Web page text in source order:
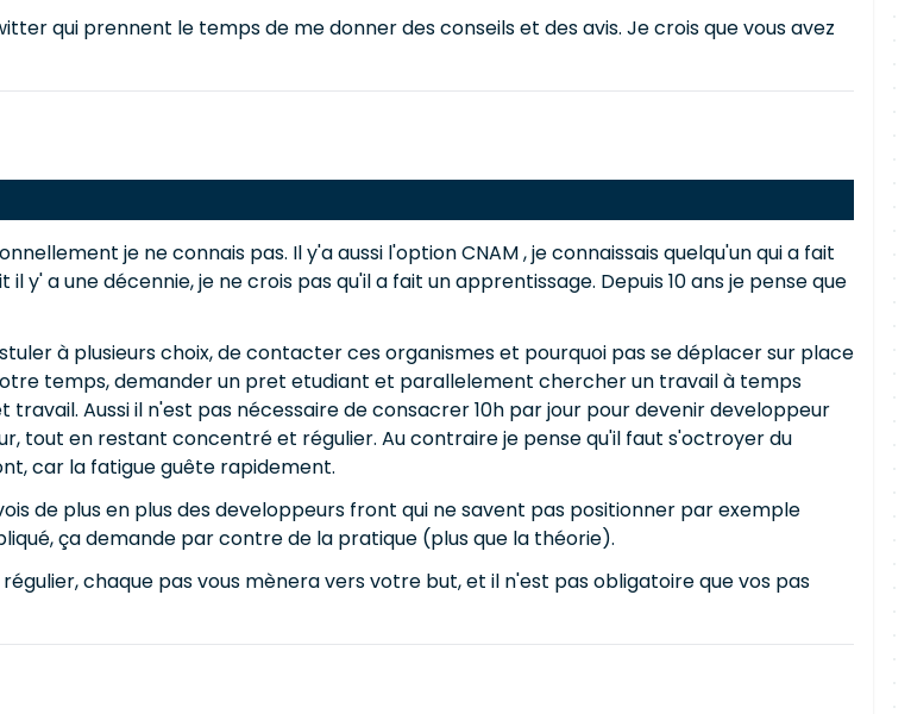
qui prennent le temps de me donner des conseils et des avis. Je crois que vous avez
je ne connais pas. Il y'a aussi l'option CNAM , je connaissais quelqu'un qui a fait
a une décennie, je ne crois pas qu'il a fait un apprentissage. Depuis 10 ans je pense que
à plusieurs choix, de contacter ces organismes et pourquoi pas se déplacer sur place
temps, demander un pret etudiant et parallelement chercher un travail à temps
Aussi il n'est pas nécessaire de consacrer 10h par jour pour devenir developpeur
tout en restant concentré et régulier. Au contraire je pense qu'il faut s'octroyer du
car la fatigue guête rapidement.
de plus en plus des developpeurs front qui ne savent pas positionner par exemple
ça demande par contre de la pratique (plus que la théorie).
chaque pas vous mènera vers votre but, et il n'est pas obligatoire que vos pas